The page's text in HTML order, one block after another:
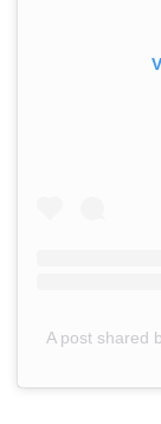
A post shared